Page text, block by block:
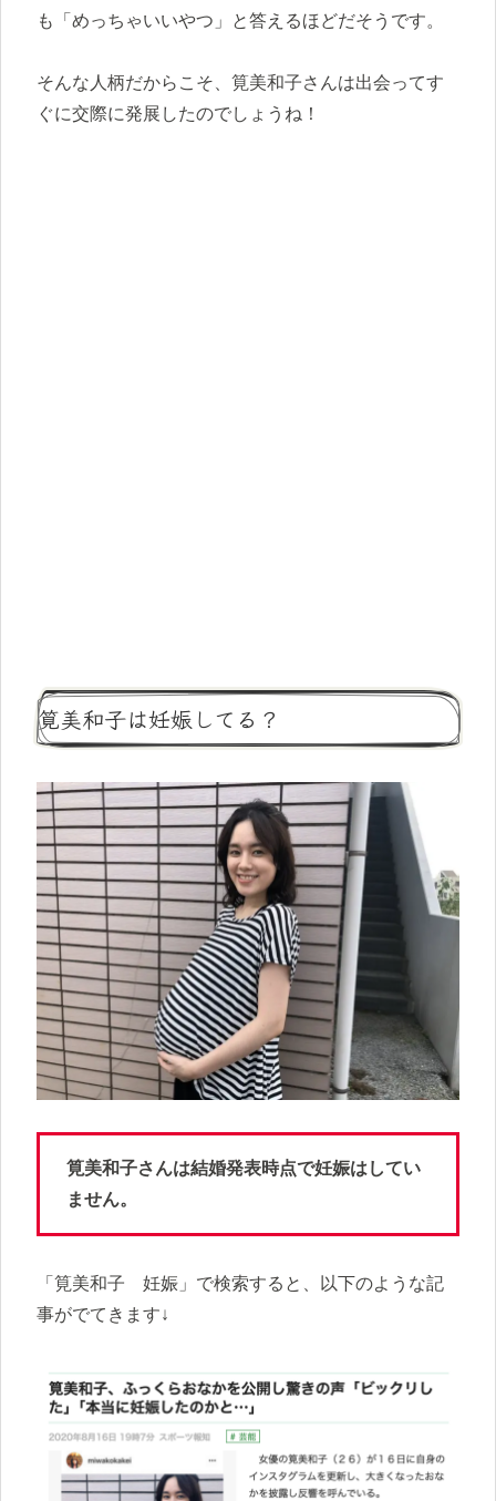
も「めっちゃいいやつ」と答えるほどだそうです。
そんな人柄だからこそ、筧美和子さんは出会ってす
ぐに交際に発展したのでしょうね！
筧美和子は妊娠してる？
筧美和子さんは結婚発表時点で妊娠はしてい
ません。
「筧美和子 妊娠」で検索すると、以下のような記
事がでてきます↓